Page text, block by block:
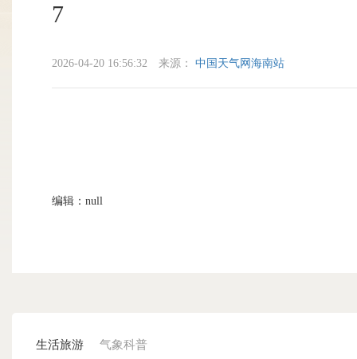
7
2026-04-20 16:56:32 来源： 中国天气网海南站
编辑：null
生活旅游 气象科普